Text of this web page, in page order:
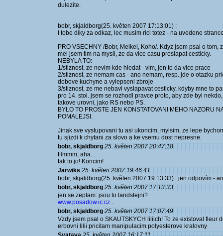
dulezite.
bobr, skjaldborg(25. květen 2007 17:13:01) :
I tobe diky za odkaz, lec musim rici totez - na uvedene
PRO VSECHNY /Bobr, Melkel, Koho/. Kdyz jsem psal o
mel jsem tim na mysli, ze da vice casu proslapat cesticky.
NEBYLA TO:
1/stiznost, ze nevim kde hledat - vim, jen to da vice prace
2/stiznost, ze nemam cas - ano nemam, resp. jde o otazku
dobove kuchyne a vylepseni zbroje
3/stiznost, ze me nebavi vyslapavat cesticky, kdyby mne to
pro 14. stol. jsem se rozhodl pravce proto, aby zde byl
takove urovni, jako RS nebo PS.
BYLO TO PROSTE JEN KONSTATOVANI MEHO NAZORU
POMALEJSI.
Jinak sve vystupovani tu asi ukoncim, mylsim, ze lepe
tu sjizdi k chytani za slovo a ke vsemu dost nepresne.
bobr, skjaldborg 25. květen 2007 20:47:18
Hmmm, aha...
tak to jo! Koncim!
Jarwiks 25. květen 2007 19:46:41
bobr, skjaldborg(25. květen 2007 19:13:33) : jen odpovím -
bobr, skjaldborg 25. květen 2007 17:13:33
jen se zeptam: jsou to landstejni?
www.posadow.ic.cz...
bobr, skjaldborg 25. květen 2007 17:07:49
Vzdy jsem psal o SKAUTSKYCH liliich! To ze existoval fleur
erbovni lilii pricitam manipulacim polyesterove kralovny